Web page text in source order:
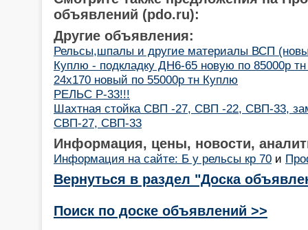
объявлений (pdo.ru):
Другие объявления:
Рельсы,шпалы и другие материалы ВСП
Куплю - подкладку ДН6-65 новую по 85000р
24х170 новый по 55000р тн Куплю
РЕЛЬС Р-33!!!
Шахтная стойка СВП -27, СВП -22, СВП-33,
СВП-27, СВП-33
Информация, цены, новости,
Информация на сайте: Б у рельсы кр 70 и
Вернуться в раздел "Доска
Поиск по доске объявлений >>